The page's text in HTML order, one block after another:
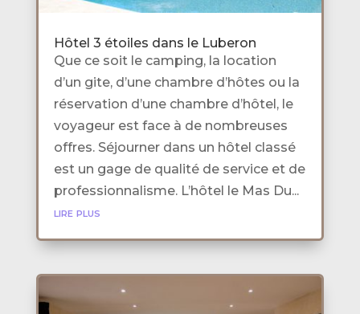
Hôtel 3 étoiles dans le Luberon
Que ce soit le camping, la location
d’un gite, d’une chambre d’hôtes ou la
réservation d’une chambre d’hôtel, le
voyageur est face à de nombreuses
offres. Séjourner dans un hôtel classé
est un gage de qualité de service et de
professionnalisme. L’hôtel le Mas Du...
lire plus